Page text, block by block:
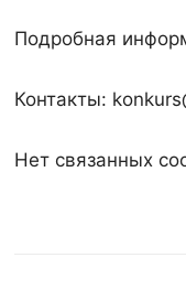
Подробная
Контакты:
Нет связанных